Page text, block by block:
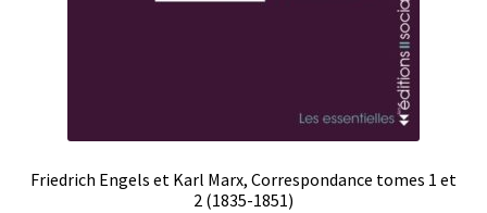
Friedrich Engels et Karl Marx, Correspondance tomes 1 et
2 (1835-1851)